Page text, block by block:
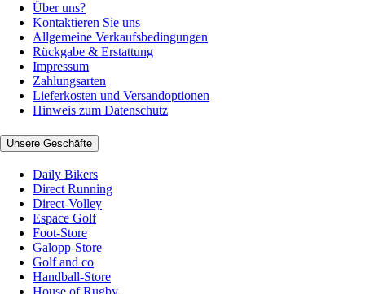
Über uns?
Kontaktieren Sie uns
Allgemeine Verkaufsbedingungen
Rückgabe & Erstattung
Impressum
Zahlungsarten
Lieferkosten und Versandoptionen
Hinweis zum Datenschutz
Unsere Geschäfte
Daily Bikers
Direct Running
Direct-Volley
Espace Golf
Foot-Store
Galopp-Store
Golf and co
Handball-Store
House of Rugby